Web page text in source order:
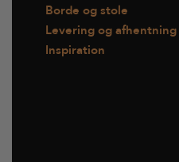
Borde og stole
Levering og afhentning
Inspiration